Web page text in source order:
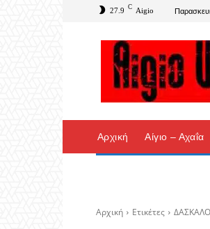
27.9 C Aigio
Αρχική Αίγιο – Αχαΐα
Αρχική Ετικέτες